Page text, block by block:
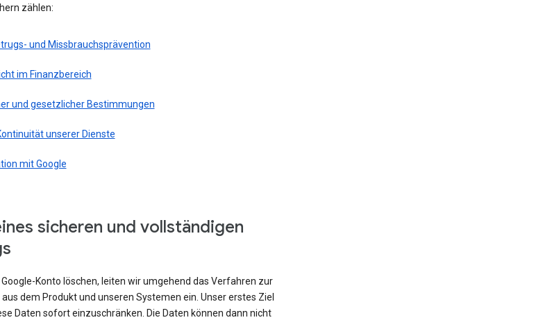
zählen:
und Missbrauchsprävention
im Finanzbereich
und gesetzlicher Bestimmungen
unserer Dienste
mit Google
sicheren und vollständigen
Konto löschen, leiten wir umgehend das Verfahren zur
dem Produkt und unseren Systemen ein. Unser erstes Ziel
Daten sofort einzuschränken. Die Daten können dann nicht